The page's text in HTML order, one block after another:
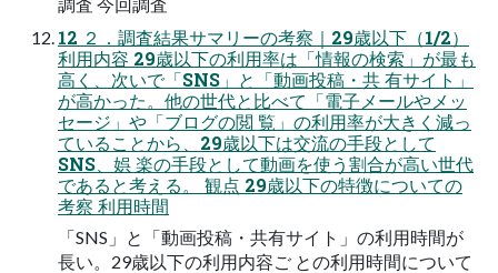
12 ２．調査結果サマリーの考察｜29歳以下（1/2）
利用内容 29歳以下の利用率は「情報の検索」が最も
高く、次いで「SNS」と「動画投稿・共 有サイト」
が高かった。他の世代と比べて「電子メールやメッ
セージ」や「ブログの閲 覧」の利用率が大きく減っ
ていることから、29歳以下は交流の手段として
SNS、娯 楽の手段として動画を使う割合が高い世代
であると考える。 観点 29歳以下の特徴についての
考察 利用時間
「SNS」と「動画投稿・共有サイト」の利用時間が
長い。29歳以下の利用内容ご との利用時間について